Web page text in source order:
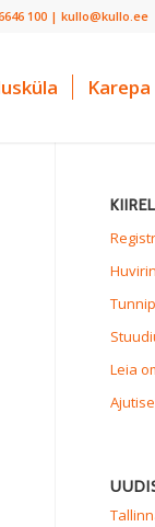
100 | kullo@kullo.ee
Karepa
Leia